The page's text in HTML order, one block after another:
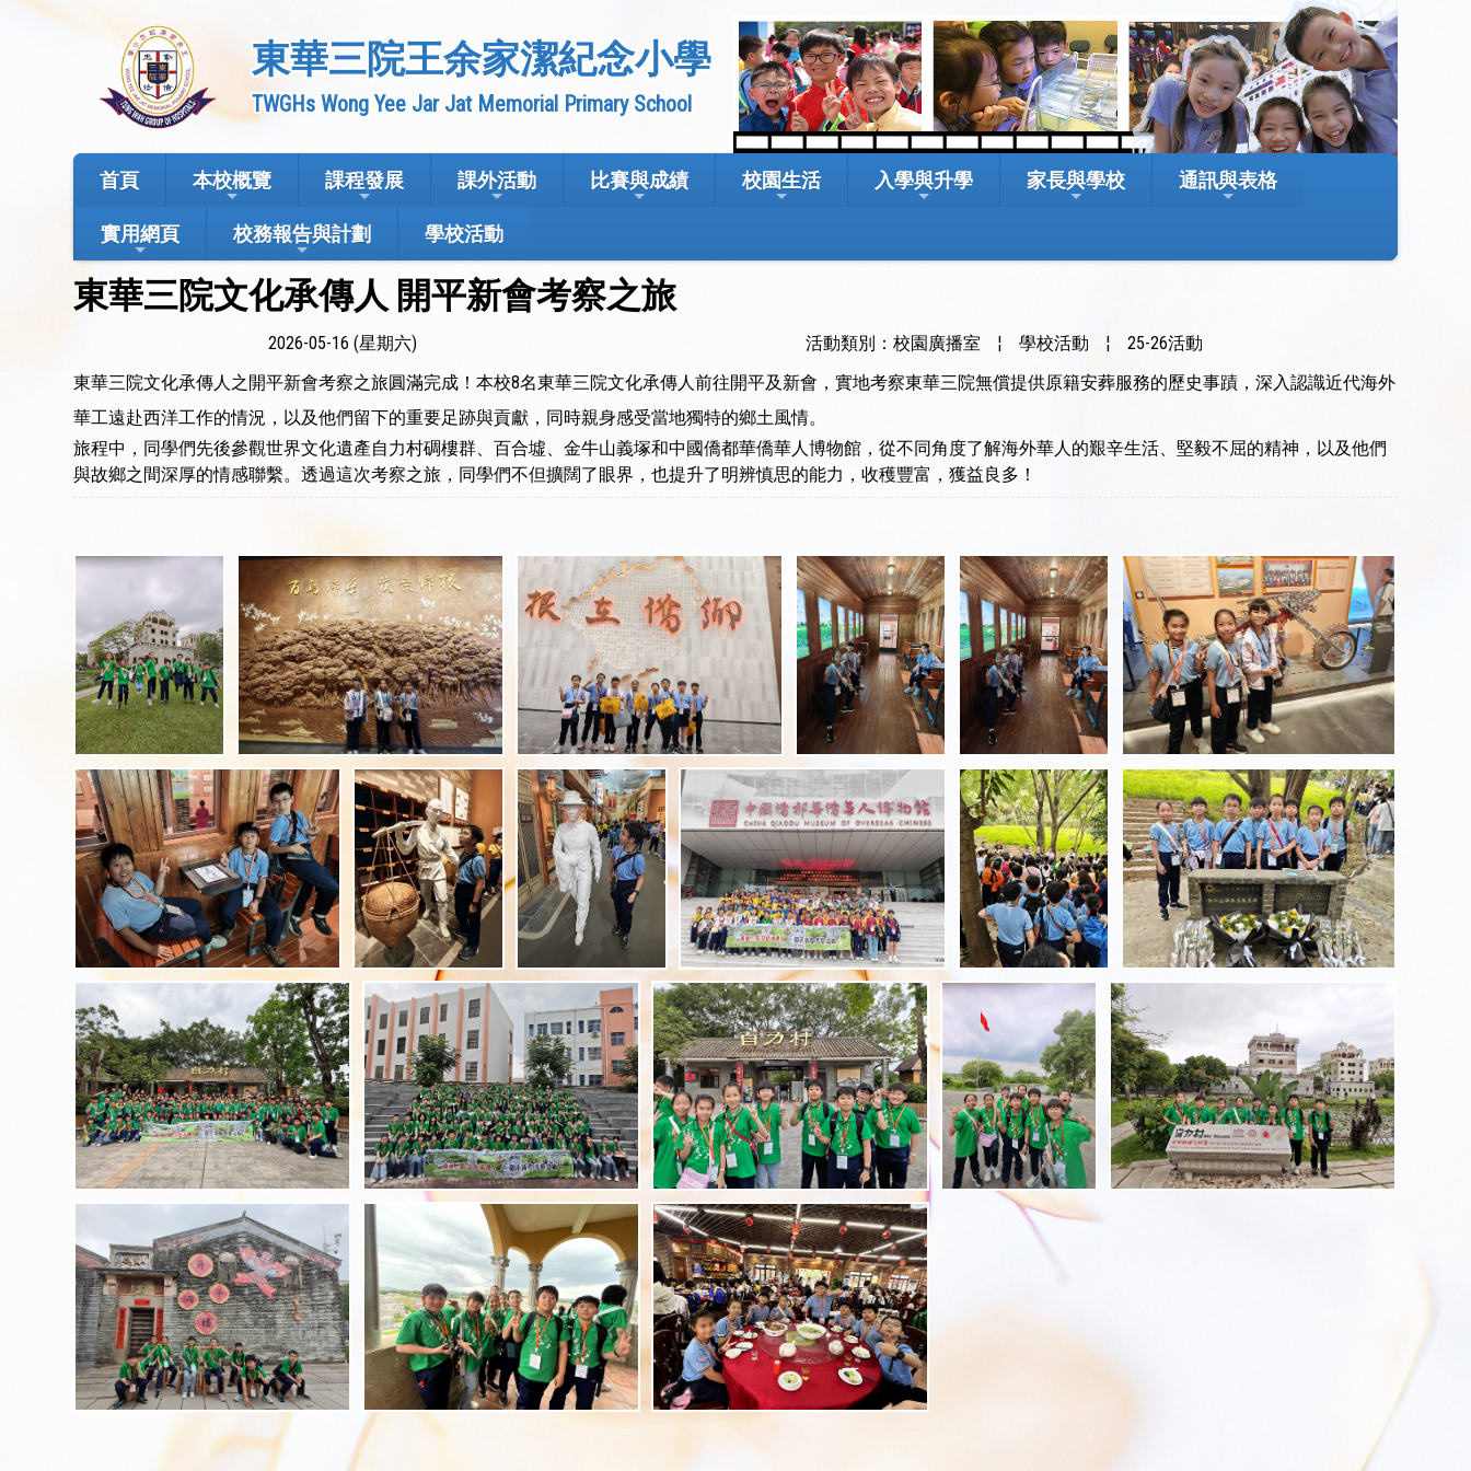
東華三院王余家潔紀念小學
TWGHs Wong Yee Jar Jat Memorial Primary School
首頁 本校概覽 課程發展 課外活動 比賽與成績 校園生活 入學與升學 家長與學校 通訊與表格
實用網頁 校務報告與計劃 學校活動
東華三院文化承傳人 開平新會考察之旅
2026-05-16 (星期六) 活動類別：校園廣播室 ¦ 學校活動 ¦
25-26活動
東華三院文化承傳人之開平新會考察之旅圓滿完成！本校8名東華三院文化承傳人前往開平及新會，實地考察東華三院無償提供原籍安葬服務的歷史事蹟，深入認識近代海外
華工遠赴西洋工作的情況，以及他們留下的重要足跡與貢獻，同時親身感受當地獨特的鄉土風情。
旅程中，同學們先後參觀世界文化遺產自力村碉樓群、百合墟、金牛山義塚和中國僑都華僑華人博物館，從不同角度了解海外華人的艱辛生活、堅毅不屈的精神，以及他們
與故鄉之間深厚的情感聯繫。透過這次考察之旅，同學們不但擴闊了眼界，也提升了明辨慎思的能力，收穫豐富，獲益良多！